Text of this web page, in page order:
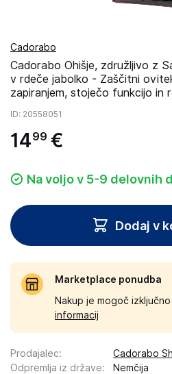
Cadorabo
Cadorabo Ohišje, združljivo z
v rdeče jabolko - Zaščitni
zapiranjem, stoječo funkcijo in
ID: 20558051
1499 €
Na voljo v 5-9 delovnih
Dodaj v
Marketplace ponudba
Nakup je mogoč
informacij
Prodajalec:
Cadorabo
Odpremlja iz države:
Nemčija